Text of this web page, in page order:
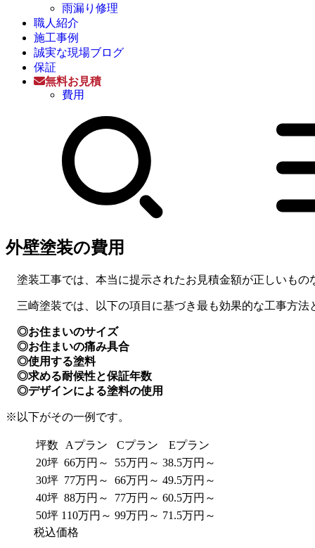
雨漏り修理
職人紹介
施工事例
誠実な現場ブログ
保証
無料お見積
費用
外壁塗装の費用
塗装工事では、本当に提示されたお見積金額が正しいも
三崎塗装では、以下の項目に基づき最も効果的な工事方
◎お住まいのサイズ
◎お住まいの痛み具合
◎使用する塗料
◎求める耐候性と保証年数
◎デザインによる塗料の使用
※以下がその一例です。
坪数 Aプラン Cプラン
Eプラン
20坪 66万円～ 55万円～ 38.5万円～
30坪 77万円～ 66万円～ 49.5万円～
40坪 88万円～ 77万円～ 60.5万円～
50坪 110万円～ 99万円～ 71.5万円～
税込価格